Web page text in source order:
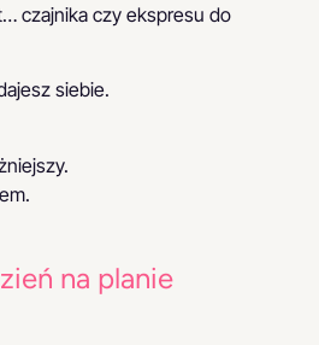
czajnika czy ekspresu do
siebie.
na planie